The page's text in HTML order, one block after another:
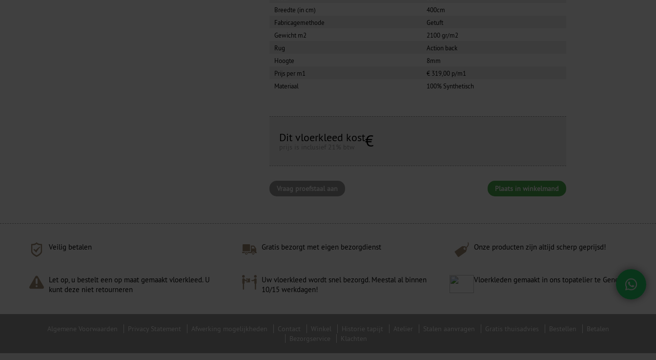
Breedte (in cm)
400cm
Fabricagemethode
Getuft
Gewicht m2
2100 gr/m2
Rug
Action back
Hoogte
8mm
Prijs per m1
€ 319,00 p/m1
Materiaal
100% Synthetisch
Dit vloerkleed kost€
Vraag proefstaal aan Plaats in winkelmand
Veilig betalen Gratis bezorgt met eigen bezorgdienst Onze producten zijn altijd scherp geprijsd!
Let op, u bestelt een op maat gemaakt vloerkleed. U
kunt deze niet retourneren
Uw vloerkleed wordt snel bezorgd. Meestal al binnen
10/15 werkdagen!
Vloerkleden gemaakt in ons topatelier te Genemuiden!
Algemene Voorwaarden Privacy Statement Afwerking mogelijkheden Contact Winkel Historie tapijt Atelier Stalen aanvragen Gratis thuisadvies Bestellen
Betalen
Bezorgservice
Klachten